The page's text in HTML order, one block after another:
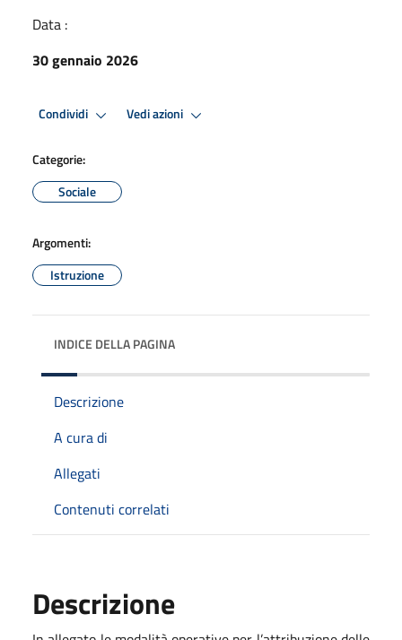
Data :
30 gennaio 2026
Condividi Vedi azioni
Categorie:
Sociale
Argomenti:
Istruzione
INDICE DELLA PAGINA
Descrizione
A cura di
Allegati
Contenuti correlati
Descrizione